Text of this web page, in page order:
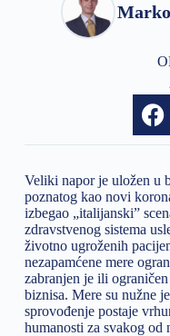
Veliki napor je uložen u
poznatog kao novi
izbegao „italijanski”
zdravstvenog sistema
životno ugroženih
nezapamćene mere
zabranjen je ili
biznisa. Mere su nužne
sprovođenje postaje
humanosti za svakog od